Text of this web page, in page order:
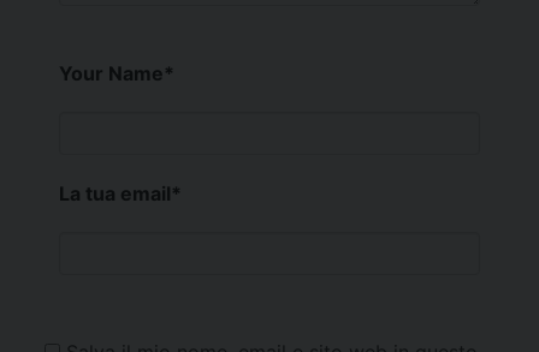
Your Name*
La tua email*